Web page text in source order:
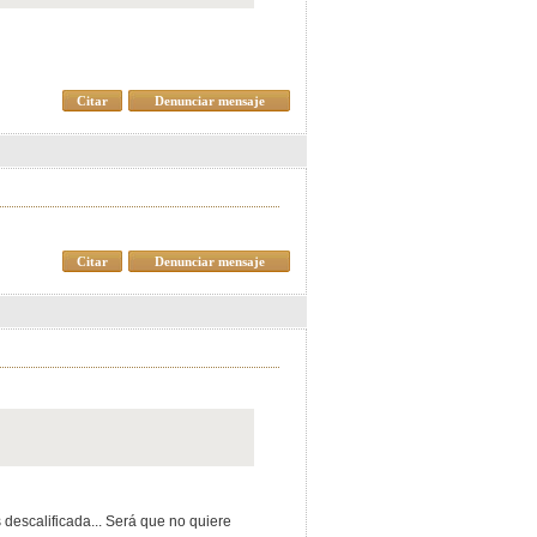
Denunciar mensaje
Citar
Denunciar mensaje
Citar
Será que no quiere